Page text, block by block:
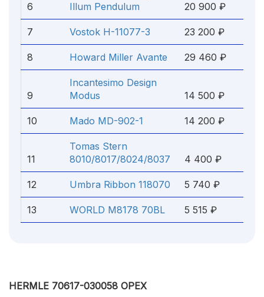
6
Illum Pendulum
20 900 ₽
7 Vostok Н-11077-3 23 200 ₽
8 Howard Miller Avante 29 460 ₽
9
Incantesimo Design
Modus
14 500 ₽
10 Mado MD-902-1 14 200 ₽
11
Tomas Stern
8010/8017/8024/8037
4 400 ₽
12 Umbra Ribbon 118070 5 740 ₽
13 WORLD M8178 70BL 5 515 ₽
HERMLE 70617-030058 ОРЕХ